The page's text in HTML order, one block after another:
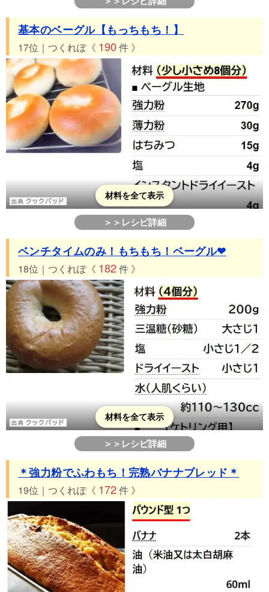
基本のベーグル【もっちもち！】
17位｜つくれぽ《 190 件 》
材料を全て表示
＞＞レシピ詳細
ベンチタイムのみ！もちもち！ベーグル❤
18位｜つくれぽ《 182 件 》
材料を全て表示
＞＞レシピ詳細
＊強力粉でふわもち！完熟バナナブレッド＊
19位｜つくれぽ《 172 件 》